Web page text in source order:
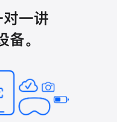
一讲
备。